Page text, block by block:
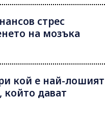
стрес
на мозъка
кой е най-лошият
който дават